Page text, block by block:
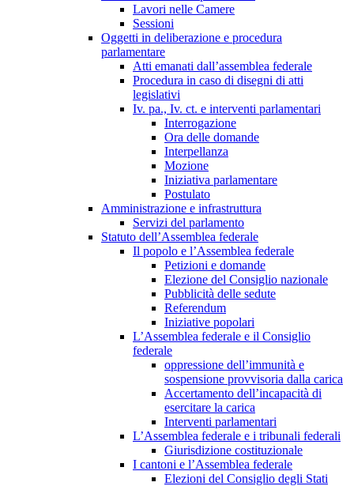
Lavori nelle Camere
Sessioni
Oggetti in deliberazione e procedura
parlamentare
Atti emanati dall’assemblea federale
Procedura in caso di disegni di atti
legislativi
Iv. pa., Iv. ct. e interventi parlamentari
Interrogazione
Ora delle domande
Interpellanza
Mozione
Iniziativa parlamentare
Postulato
Amministrazione e infrastruttura
Servizi del parlamento
Statuto dell’Assemblea federale
Il popolo e l’Assemblea federale
Petizioni e domande
Elezione del Consiglio nazionale
Pubblicità delle sedute
Referendum
Iniziative popolari
L’Assemblea federale e il Consiglio
federale
oppressione dell’immunità e
sospensione provvisoria dalla carica
Accertamento dell’incapacità di
esercitare la carica
Interventi parlamentari
L’Assemblea federale e i tribunali federali
Giurisdizione costituzionale
I cantoni e l’Assemblea federale
Elezioni del Consiglio degli Stati